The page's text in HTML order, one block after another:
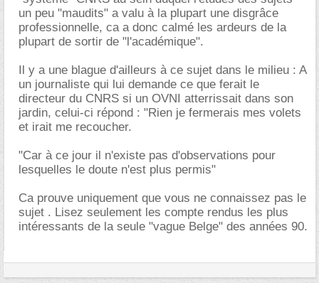
un peu "maudits" a valu à la plupart une disgrâce
professionnelle, ca a donc calmé les ardeurs de la
plupart de sortir de "l'académique".
Il y a une blague d'ailleurs à ce sujet dans le milieu : A
un journaliste qui lui demande ce que ferait le
directeur du CNRS si un OVNI atterrissait dans son
jardin, celui-ci répond : "Rien je fermerais mes volets
et irait me recoucher.
"Car à ce jour il n'existe pas d'observations pour
lesquelles le doute n'est plus permis"
Ca prouve uniquement que vous ne connaissez pas le
sujet . Lisez seulement les compte rendus les plus
intéressants de la seule "vague Belge" des années 90.